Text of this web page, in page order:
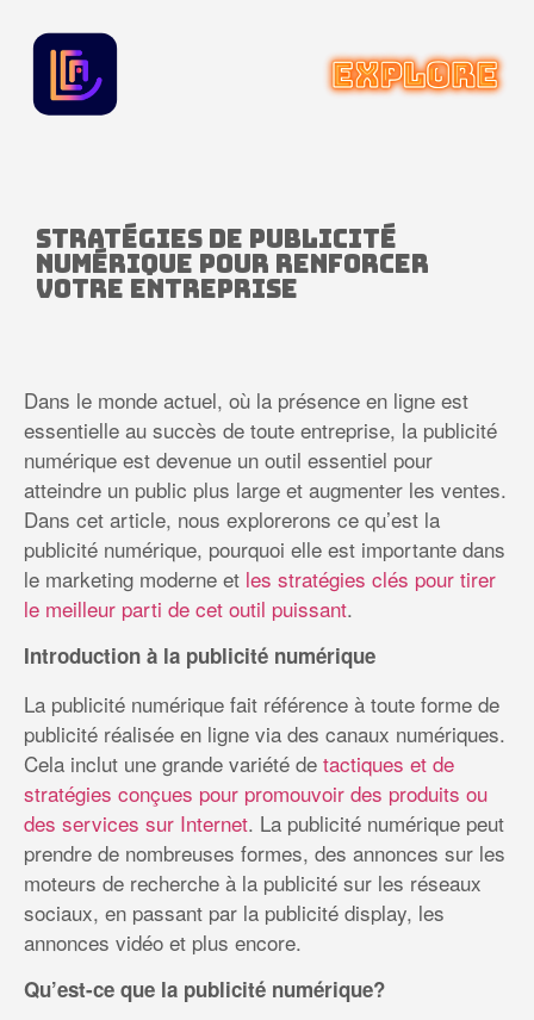
Stratégies de publicité
numérique pour renforcer
votre entreprise
Dans le monde actuel, où la présence en ligne est
essentielle au succès de toute entreprise, la publicité
numérique est devenue un outil essentiel pour
atteindre un public plus large et augmenter les ventes.
Dans cet article, nous explorerons ce qu’est la
publicité numérique, pourquoi elle est importante dans
le marketing moderne et les stratégies clés pour tirer
le meilleur parti de cet outil puissant.
Introduction à la publicité numérique
La publicité numérique fait référence à toute forme de
publicité réalisée en ligne via des canaux numériques.
Cela inclut une grande variété de tactiques et de
stratégies conçues pour promouvoir des produits ou
des services sur Internet. La publicité numérique peut
prendre de nombreuses formes, des annonces sur les
moteurs de recherche à la publicité sur les réseaux
sociaux, en passant par la publicité display, les
annonces vidéo et plus encore.
Qu’est-ce que la publicité numérique?